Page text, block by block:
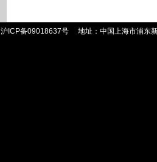
沪ICP备09018637号 地址：中国上海市浦东